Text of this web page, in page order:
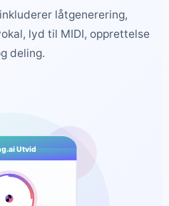
låtgenerering,
lyd til MIDI, opprettelse
deling.
Utvid
🎵